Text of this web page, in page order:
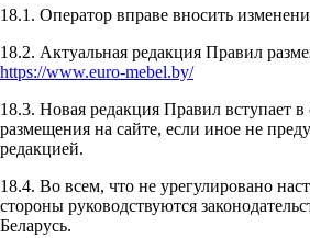
18.1. Оператор вправе вносить
18.2. Актуальная редакция Правил
https://www.euro-mebel.by/
18.3. Новая редакция Правил вступает в
размещения на сайте, если иное не
редакцией.
18.4. Во всем, что не урегулировано
стороны руководствуются
Беларусь.